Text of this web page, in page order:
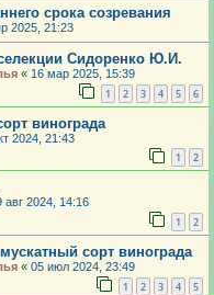
срока созревания
2025, 21:23
Сидоренко Ю.И.
« 16 мар 2025, 15:39
1 2 3 4 5 6
винограда
2024, 21:43
1 2
авг 2024, 14:16
1 2
сорт винограда
« 05 июл 2024, 23:49
1 2 3 4 5